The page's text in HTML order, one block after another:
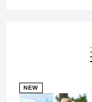
NEW